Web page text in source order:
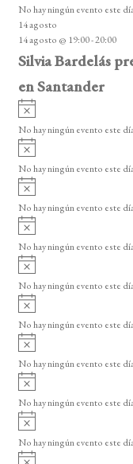
o
i
s
o
No hay ningún evento este
14 agosto
14 agosto @ 19:00-20:00
Silvia Bardelás
en Santander
A
v
i
o
No hay ningún evento este
A
v
i
o
No hay ningún evento este
A
v
i
o
No hay ningún evento este
A
v
i
o
No hay ningún evento este
A
v
i
o
No hay ningún evento este
A
v
i
o
No hay ningún evento este
A
v
i
o
No hay ningún evento este
A
v
i
o
No hay ningún evento este
A
v
i
No hay ningún evento este
A